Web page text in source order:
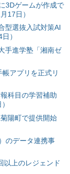
3Dゲームが作成で
17日）
型選抜入試対策AI
）
手進学塾「湘南ゼ
アプリを正式リ
科目の学習補助
陽町で提供開始
のデータ連携事
以上のレジェンド